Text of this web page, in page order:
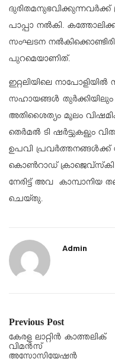
പാപ്പാ നൽകി.
സംഘടന
പുറമെയാണിത്.
ഇറ്റലിയിലെ
സഹായങ്ങൾ തുർക്കിയിലും
അതിശൈത്യം മൂലം
തെർമൽ ടി ഷർട്ടുകളും
ഉപവി പ്രവർത്തനങ്ങൾക്ക്
കൊൺറാഡ് ക്രാജെവ്സ്‌കി
നേരിട്ട് അവ
ചെയ്തു.
Admin
Previous Post
കേരള ലാറ്റിൻ കാത്തലിക്
വിമൻസ്